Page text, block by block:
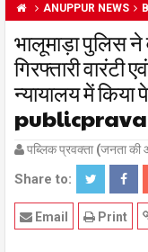
ANUPPUR NEWS
भालूमाड़ा पुलिस ने
गिरफ्तारी वारंटी
न्यायालय में किया
पब्लिक प्रवक्ता (जनता की
Share to:
Print
Email